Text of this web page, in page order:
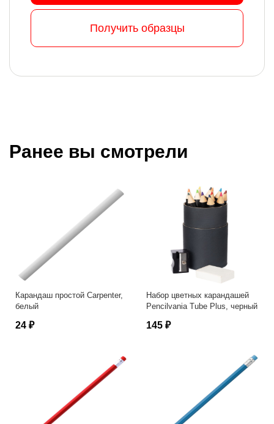
Получить образцы
Ранее вы смотрели
Карандаш простой Carpenter,
белый
24 ₽
Набор цветных карандашей
Pencilvania Tube Plus, черный
145 ₽